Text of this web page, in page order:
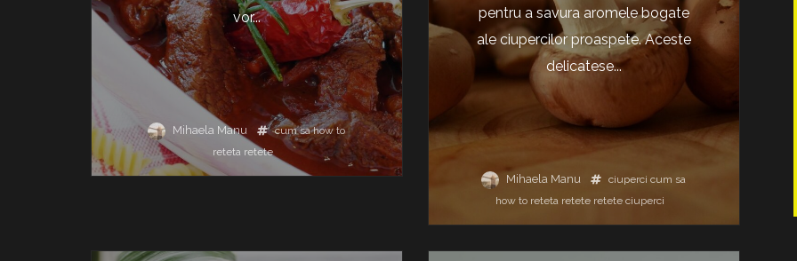
vor...
Mihaela Manu cum sa how to
reteta retete
pentru a savura aromele bogate
ale ciupercilor proaspete. Aceste
delicatese...
Mihaela Manu ciuperci cum sa
how to reteta retete retete ciuperci